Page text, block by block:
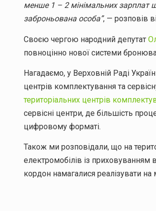
менше 1 – 2 мінімальних зарплат
заброньована особа”, — розповів
Своєю чергою народний депутат
повноцінно нової системи
Нагадаємо, у Верховній Раді
центрів комплектування та
територіальних центрів
сервісні центри, де більшість
цифровому форматі.
Також ми розповідали, що на
електромобілів із
кордон намагалися реалізувати